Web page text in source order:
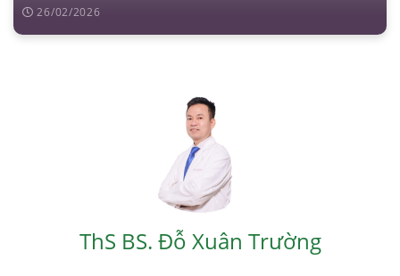
26/02/2026
ThS BS. Đỗ Xuân Trường